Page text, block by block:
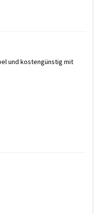
und kostengünstig mit